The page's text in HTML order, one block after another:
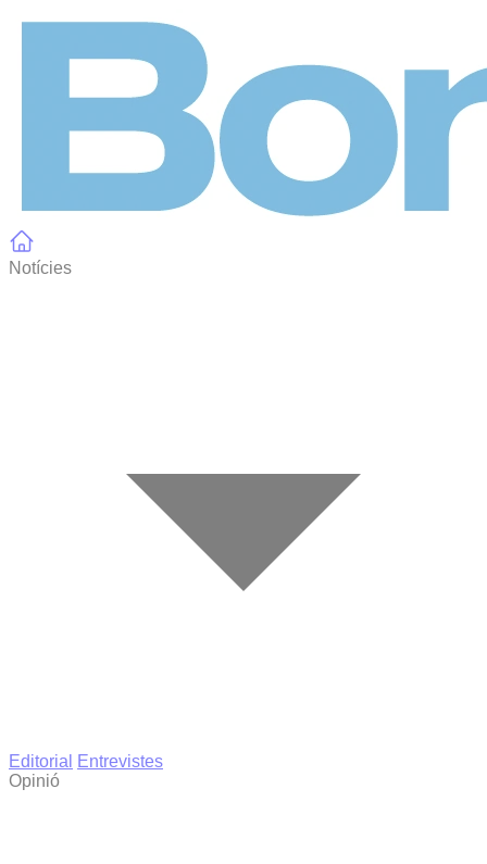
Notícies
Editorial
Entrevistes
Opinió